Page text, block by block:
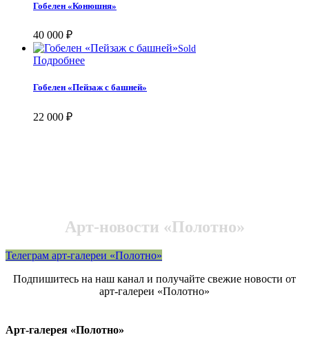
Гобелен «Конюшня»
40 000 ₽
Sold
Подробнее
Гобелен «Пейзаж с башней»
22 000 ₽
Арт-новости «Полотно»
Телеграм арт-галереи «Полотно»
Подпишитесь на наш канал и получайте свежие новости от
арт-галереи «Полотно»
Арт-галерея «Полотно»